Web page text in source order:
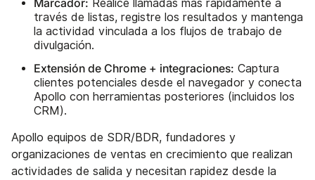
Realice llamadas más rápidamente a
través de listas, registre los resultados y mantenga
la actividad vinculada a los flujos de trabajo de
divulgación.
Extensión de Chrome + integraciones: Captura
clientes potenciales desde el navegador y conecta
Apollo con herramientas posteriores (incluidos los
CRM).
Apollo equipos de SDR/BDR, fundadores y
organizaciones de ventas en crecimiento que realizan
actividades de salida y necesitan rapidez desde la